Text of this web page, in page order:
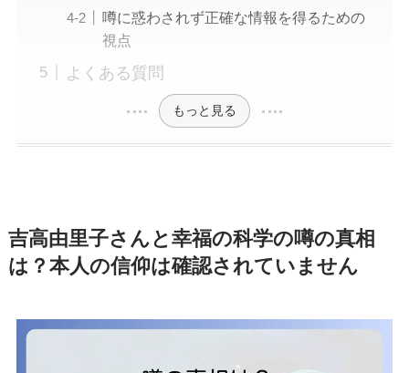
噂に惑わされず正確な情報を得るための
視点
よくある質問
もっと見る
吉高由里子さんと幸福の科学の噂の真相
は？本人の信仰は確認されていません